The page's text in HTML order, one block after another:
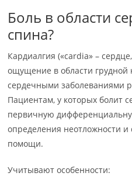
Боль в области
спина?
Кардиалгия («cardia» –
ощущение в области грудной
сердечными заболеваниями
Пациентам, у которых болит
первичную
определения неотложности
помощи.
Учитывают особенности: